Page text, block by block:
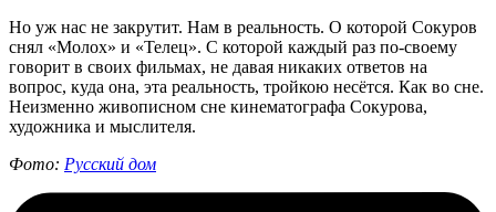
Но уж нас не закрутит. Нам в реальность. О которой Сокуров
снял «Молох» и «Телец». С которой каждый раз по-своему
говорит в своих фильмах, не давая никаких ответов на
вопрос, куда она, эта реальность, тройкою несётся. Как во сне.
Неизменно живописном сне кинематографа Сокурова,
художника и мыслителя.
Фото: Русский дом